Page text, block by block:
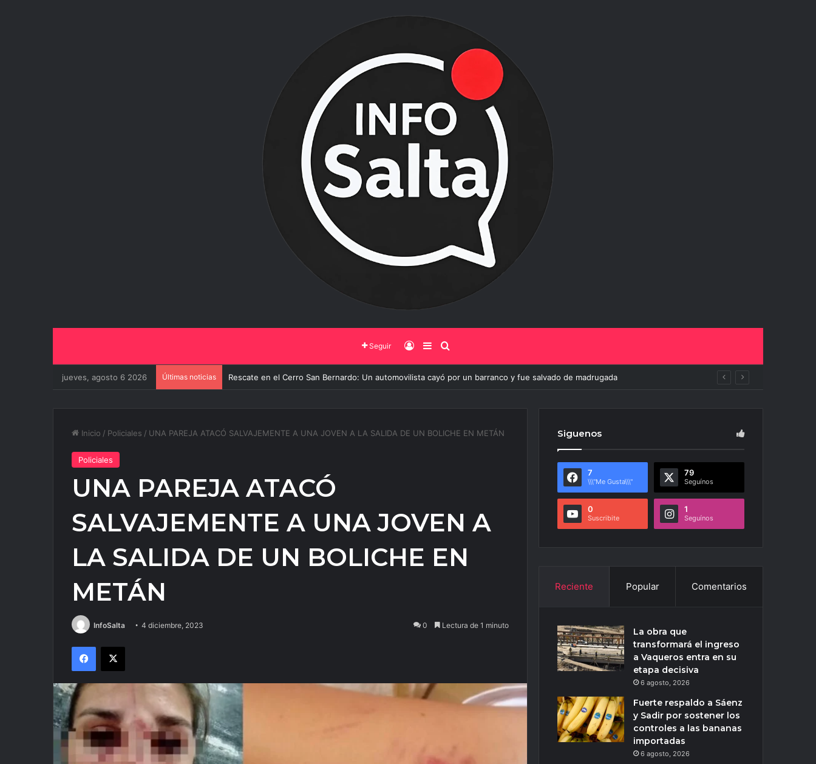
Seguir Iniciar Sesión
Barra Lateral
jueves, agosto 6 2026 Últimas noticias El Gobierno de Salta y la Policía Federal avanzan con nuevas medidas contra el delito
Inicio / Policiales / UNA PAREJA ATACÓ SALVAJEMENTE A UNA JOVEN A LA SALIDA DE UN BOLICHE EN METÁN
Policiales
UNA PAREJA ATACÓ
SALVAJEMENTE A UNA JOVEN A
LA SALIDA DE UN BOLICHE EN
METÁN
InfoSalta 4 diciembre, 2023 0 Lectura de 1 minuto
Facebook
X
Siguenos
7
\\\"Me Gusta\\\"
79
Seguínos
0
Suscribite
1
Seguínos
Reciente Popular Comentarios
La obra que
transformará el ingreso
a Vaqueros entra en su
etapa decisiva
6 agosto, 2026
Fuerte respaldo a Sáenz
y Sadir por sostener los
controles a las bananas
importadas
6 agosto, 2026